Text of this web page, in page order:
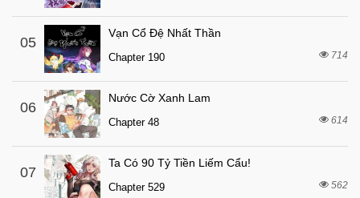
Chapter 50.1
Chapter 50 7 tháng trước
Chapter 49
Chapter 48 7 tháng trước
Chapter 47
Chapter 46
Chapter 45 7 tháng trước
Chapter 44
05
Vạn Cổ Đệ Nhất Thần
Chapter 190 714
06
Nước Cờ Xanh Lam
Chapter 48 614
07
Ta Có 90 Tỷ Tiền Liếm Cẩu!
Chapter 529 562